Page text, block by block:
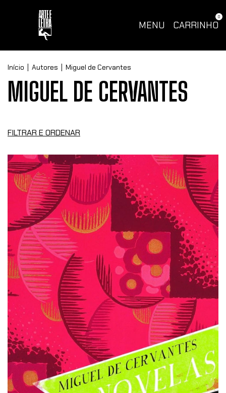
MENU CARRINHO
0
Início Autores Miguel de Cervantes
MIGUEL DE CERVANTES
FILTRAR E ORDENAR